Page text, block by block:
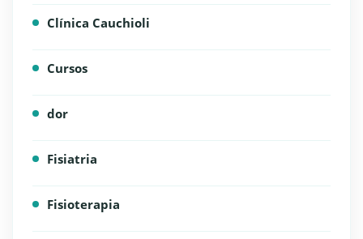
Clínica Cauchioli
Cursos
dor
Fisiatria
Fisioterapia